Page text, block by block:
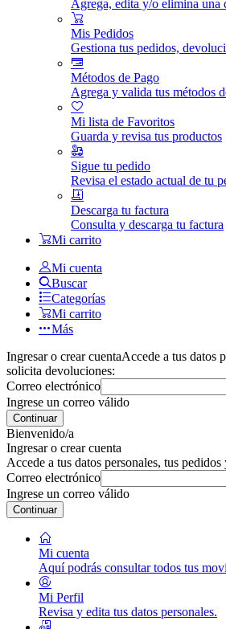
Agrega, edita y/o elimina una
Mis Pedidos
Gestiona tus pedidos,
Métodos de Pago
Agrega y valida tus métodos
Mi lista de Favoritos
Guarda y revisa tus productos
Sigue tu pedido
Revisa el estado actual de tu
Descarga tu factura
Consulta y descarga tu factura
Mi carrito
Mi cuenta
Buscar
Categorías
Mi carrito
Más
Ingresar o crear cuentaAccede a tus datos
solicita devoluciones:
Correo electrónico
Ingrese un correo válido
Continuar
Bienvenido/a
Ingresar o crear cuenta
Accede a tus datos personales, tus
Correo electrónico
Ingrese un correo válido
Continuar
Mi cuenta
Aquí podrás consultar todos tus
Mi Perfil
Revisa y edita tus datos personales.